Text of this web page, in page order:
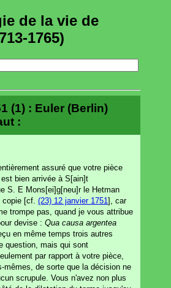
de la vie de
1765)
(1) : Euler (Berlin)
:
assuré que votre pièce
bien arrivée à S[ain]t
S. E Mons[ei]g[neu]r le Hetman
[cf. (23) 12 janvier 1751 ], car
trompe pas, quand je vous attribue
devise : Qua causa argentea
en même temps trois autres
question, mais qui sont
par rapport à votre pièce,
mêmes, de sorte que la décision ne
scrupule. Vous n'avez non plus